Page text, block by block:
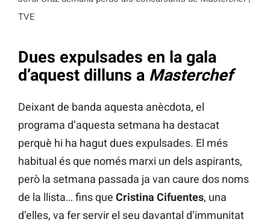
TVE
Dues expulsades en la gala
d’aquest dilluns a Masterchef
Deixant de banda aquesta anècdota, el
programa d’aquesta setmana ha destacat
perquè hi ha hagut dues expulsades. El més
habitual és que només marxi un dels aspirants,
però la setmana passada ja van caure dos noms
de la llista… fins que Cristina Cifuentes, una
d’elles, va fer servir el seu davantal d’immunitat